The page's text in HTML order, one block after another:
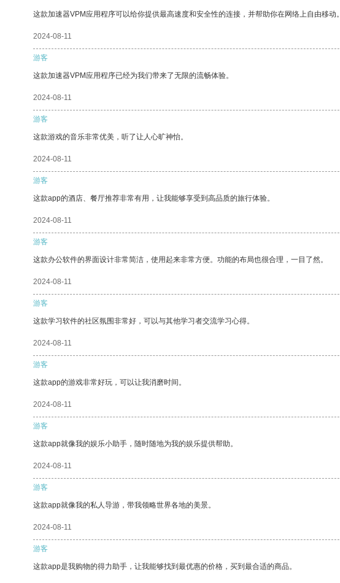
这款加速器VPM应用程序可以给你提供最高速度和安全性的连接，并帮助你在网络上自由移动。
2024-08-11
游客
这款加速器VPM应用程序已经为我们带来了无限的流畅体验。
2024-08-11
游客
这款游戏的音乐非常优美，听了让人心旷神怡。
2024-08-11
游客
这款app的酒店、餐厅推荐非常有用，让我能够享受到高品质的旅行体验。
2024-08-11
游客
这款办公软件的界面设计非常简洁，使用起来非常方便。功能的布局也很合理，一目了然。
2024-08-11
游客
这款学习软件的社区氛围非常好，可以与其他学习者交流学习心得。
2024-08-11
游客
这款app的游戏非常好玩，可以让我消磨时间。
2024-08-11
游客
这款app就像我的娱乐小助手，随时随地为我的娱乐提供帮助。
2024-08-11
游客
这款app就像我的私人导游，带我领略世界各地的美景。
2024-08-11
游客
这款app是我购物的得力助手，让我能够找到最优惠的价格，买到最合适的商品。